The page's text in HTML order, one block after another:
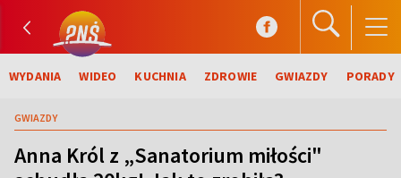
WYDANIA WIDEO KUCHNIA ZDROWIE GWIAZDY PORADY
GWIAZDY
Anna Król z „Sanatorium miłości"